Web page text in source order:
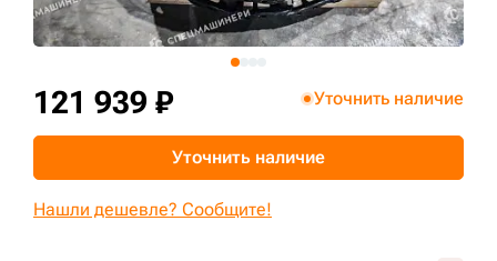
121 939 ₽ Уточнить наличие
Уточнить наличие
Нашли дешевле? Сообщите!
+7 (499) 394-50-93